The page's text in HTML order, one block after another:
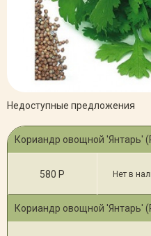
Недоступные предложения
Кориандр овощной 'Янтарь'
580 Р Нет в
Кориандр овощной 'Янтарь'